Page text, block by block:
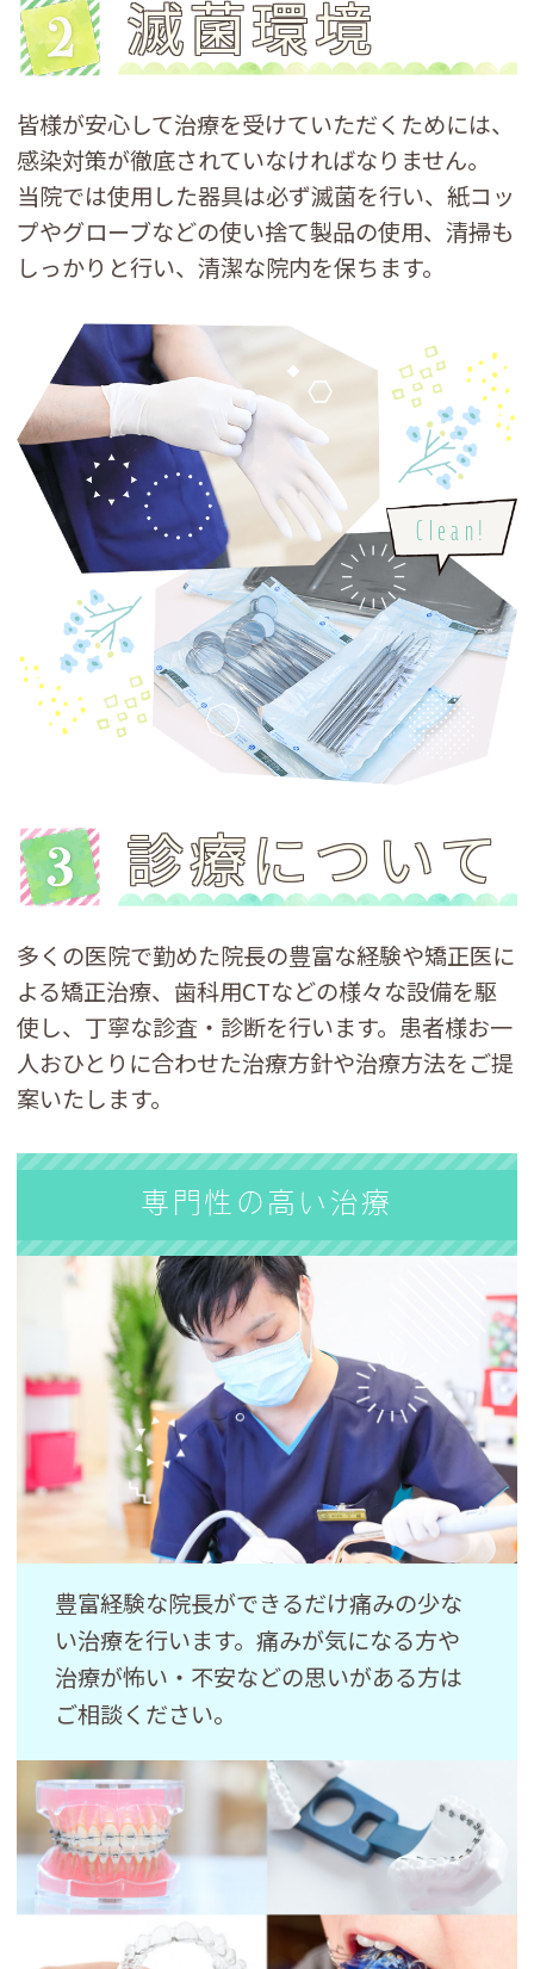
滅菌環境
皆様が安心して治療を受けていただくためには、
感染対策が徹底されていなければなりません。
当院では使用した器具は必ず滅菌を行い、紙コッ
プやグローブなどの使い捨て製品の使用、清掃も
しっかりと行い、清潔な院内を保ちます。
Clean!
診療について
多くの医院で勤めた院長の豊富な経験や矯正医に
よる矯正治療、歯科用CTなどの様々な設備を駆
使し、丁寧な診査・診断を行います。患者様お一
人おひとりに合わせた治療方針や治療方法をご提
案いたします。
豊富経験な院長ができるだけ痛みの少な
い治療を行います。痛みが気になる方や
治療が怖い・不安などの思いがある方は
ご相談ください。
専門性の高い治療